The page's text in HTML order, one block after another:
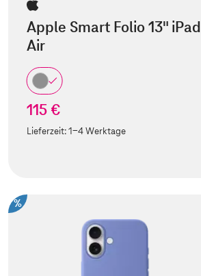
Apple Smart Folio 13" iPad
Air
115 €
Lieferzeit:1-4 Werktage
%